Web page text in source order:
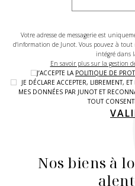
Votre adresse de messagerie est
d'information de Junot. Vous pouvez à
intégré dans
En savoir plus sur la gestion
J’ACCEPTE LA POLITIQUE DE
JE DÉCLARE ACCEPTER, LIBREMENT,
MES DONNÉES PAR JUNOT ET
TOUT
Nos biens à